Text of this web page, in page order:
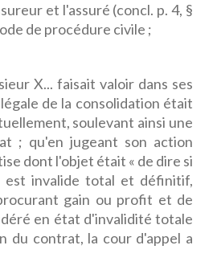
et l'assuré (concl. p. 4, §
de procédure civile ;
X... faisait valoir dans ses
de la consolidation était
soulevant ainsi une
; qu'en jugeant son action
dont l'objet était « de dire si
est invalide total et définitif,
gain ou profit et de
en état d'invalidité totale
du contrat, la cour d'appel a